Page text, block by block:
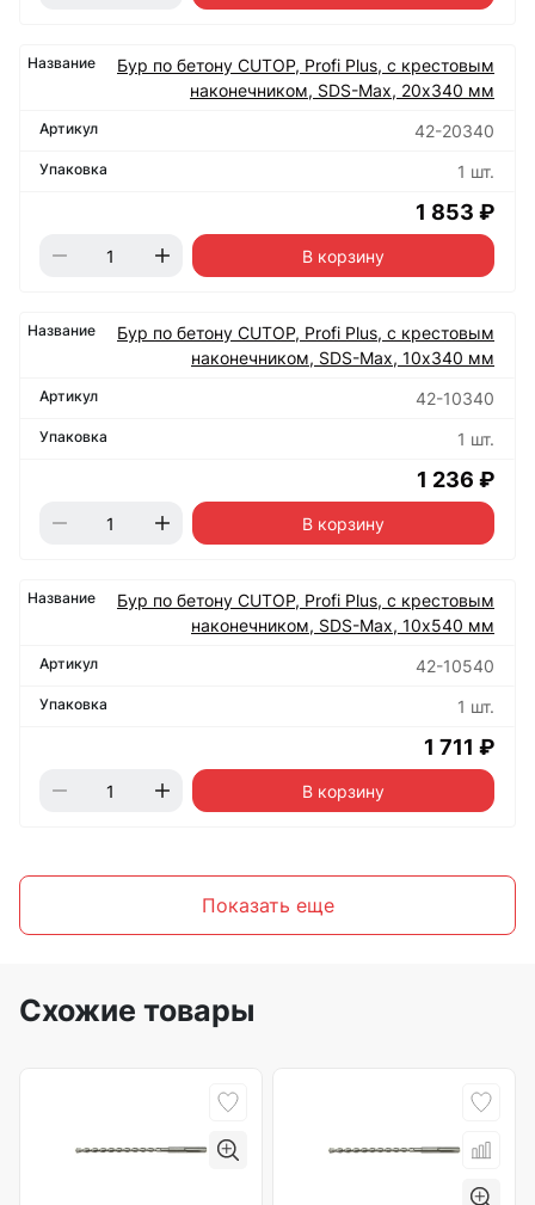
Бур по бетону CUTOP, Profi Plus, с крестовым
наконечником, SDS-Max, 20х340 мм
42-20340
1 шт.
1 853 ₽
В корзину
Бур по бетону CUTOP, Profi Plus, с крестовым
наконечником, SDS-Max, 10х340 мм
42-10340
1 шт.
1 236 ₽
В корзину
Бур по бетону CUTOP, Profi Plus, с крестовым
наконечником, SDS-Max, 10х540 мм
42-10540
1 шт.
1 711 ₽
В корзину
Показать еще
Схожие товары